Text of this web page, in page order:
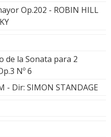
Op.202 - ROBIN HILL
de la Sonata para 2
Nº 6
- Dir: SIMON STANDAGE